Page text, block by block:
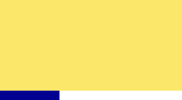
ou les tourments secrets de